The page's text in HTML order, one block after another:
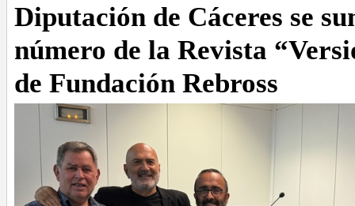
Diputación de Cáceres se
número de la Revista
de Fundación Rebross